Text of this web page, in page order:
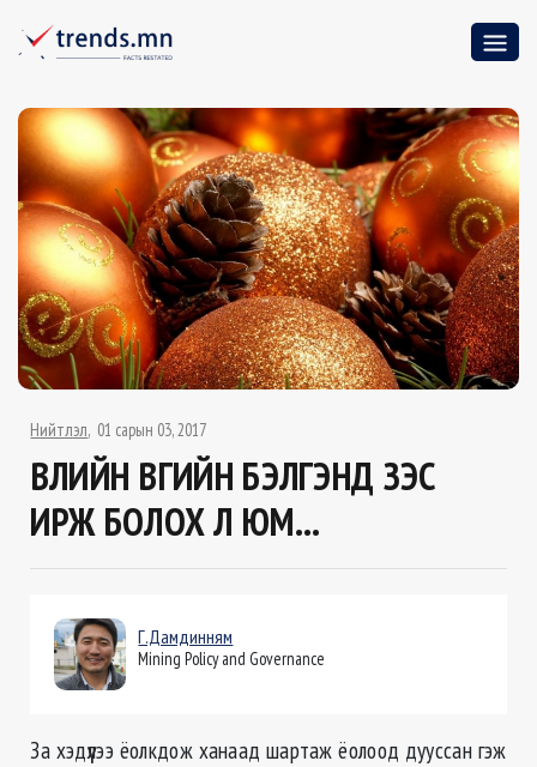
Нийтлэл 01 сарын 03, 2017
ӨВЛИЙН ӨВӨӨГИЙН БЭЛГЭНД ЗЭС
ИРЖ БОЛОХ Л ЮМ...
Г.Дамдинням
Mining Policy and Governance
За хэдүүлээ ёолкдож ханаад шартаж ёолоод дууссан гэж